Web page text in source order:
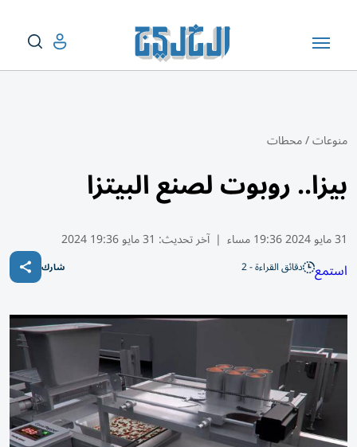
منوعات/محطات
بيزا.. روبوت لصنع البيتزا
31 مايو 2024 19:36 مساء | آخر تحديث: 31 مايو 19:36 2024
استمع دقائق القراءة - 2 شارك